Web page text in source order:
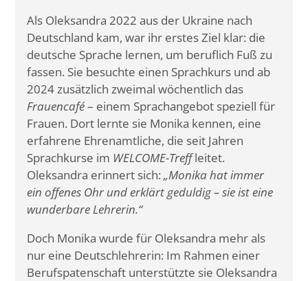
Als Oleksandra 2022 aus der Ukraine nach
Deutschland kam, war ihr erstes Ziel klar: die
deutsche Sprache lernen, um beruflich Fuß zu
fassen. Sie besuchte einen Sprachkurs und ab
2024 zusätzlich zweimal wöchentlich das
Frauencafé– einem Sprachangebot speziell für
Frauen. Dort lernte sie Monika kennen, eine
erfahrene Ehrenamtliche, die seit Jahren
Sprachkurse im WELCOME-Treffleitet.
Oleksandra erinnert sich:„Monika hat immer
ein offenes Ohr und erklärt geduldig – sie ist eine
wunderbare Lehrerin.“
Doch Monika wurde für Oleksandra mehr als
nur eine Deutschlehrerin: Im Rahmen einer
Berufspatenschaft unterstützte sie Oleksandra